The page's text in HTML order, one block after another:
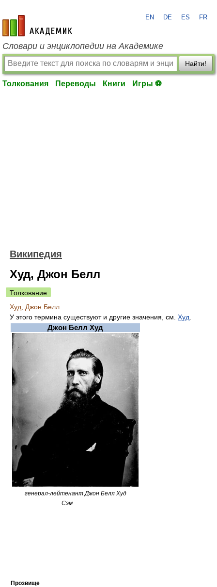
academic.ru
EN DE ES FR
Словари и энциклопедии на Академике
Найти!
Толкования Переводы Книги Игры ⚽
Википедия
Худ, Джон Белл
Толкование
Худ, Джон Белл
У этого термина существуют и другие значения, см. Худ
Джон Белл Худ
генерал-лейтенант Джон Белл Худ
Прозвище
Сэм